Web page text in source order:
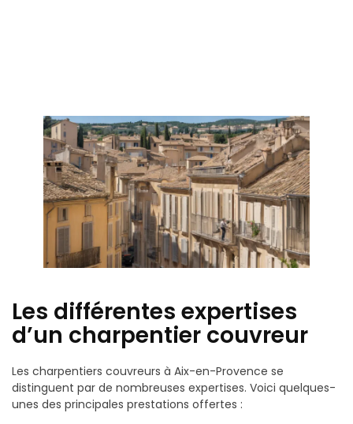
Les différentes expertises
d’un charpentier couvreur
Les charpentiers couvreurs à Aix-en-Provence se
distinguent par de nombreuses expertises. Voici quelques-
unes des principales prestations offertes :